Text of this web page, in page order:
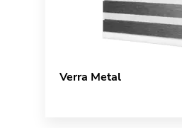
Verra Metal